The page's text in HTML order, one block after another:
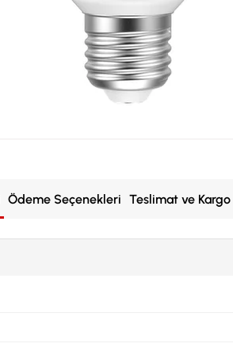
Ödeme Seçenekleri Teslimat ve